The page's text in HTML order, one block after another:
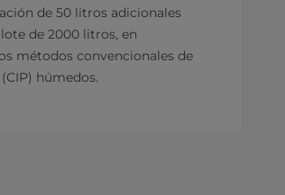
de 50 litros adicionales
de 2000 litros, en
métodos convencionales de
húmedos.